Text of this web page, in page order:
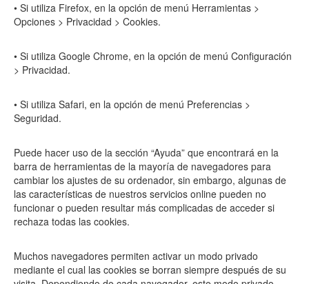
• Si utiliza Firefox, en la opción de menú Herramientas >
Opciones > Privacidad > Cookies.
• Si utiliza Google Chrome, en la opción de menú Configuración
> Privacidad.
• Si utiliza Safari, en la opción de menú Preferencias >
Seguridad.
Puede hacer uso de la sección “Ayuda” que encontrará en la
barra de herramientas de la mayoría de navegadores para
cambiar los ajustes de su ordenador, sin embargo, algunas de
las características de nuestros servicios online pueden no
funcionar o pueden resultar más complicadas de acceder si
rechaza todas las cookies.
Muchos navegadores permiten activar un modo privado
mediante el cual las cookies se borran siempre después de su